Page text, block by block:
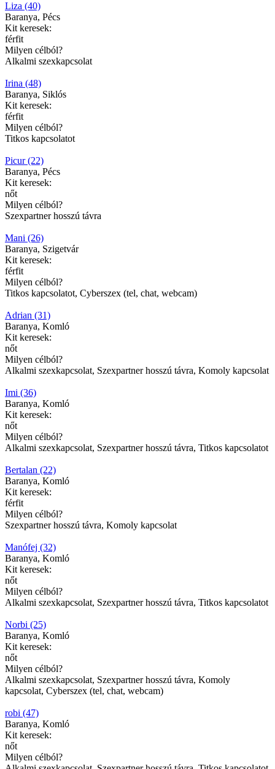
Liza (40)
Baranya, Pécs
Kit keresek:
férfit
Milyen célból?
Alkalmi szexkapcsolat
Irina (48)
Baranya, Siklós
Kit keresek:
férfit
Milyen célból?
Titkos kapcsolatot
Picur (22)
Baranya, Pécs
Kit keresek:
nőt
Milyen célból?
Szexpartner hosszú távra
Mani (26)
Baranya, Szigetvár
Kit keresek:
férfit
Milyen célból?
Titkos kapcsolatot, Cyberszex (tel, chat, webcam)
Adrian (31)
Baranya, Komló
Kit keresek:
nőt
Milyen célból?
Alkalmi szexkapcsolat, Szexpartner hosszú távra, Komoly kapcsolat
Imi (36)
Baranya, Komló
Kit keresek:
nőt
Milyen célból?
Alkalmi szexkapcsolat, Szexpartner hosszú távra, Titkos kapcsolatot
Bertalan (22)
Baranya, Komló
Kit keresek:
férfit
Milyen célból?
Szexpartner hosszú távra, Komoly kapcsolat
Manófej (32)
Baranya, Komló
Kit keresek:
nőt
Milyen célból?
Alkalmi szexkapcsolat, Szexpartner hosszú távra, Titkos kapcsolatot
Norbi (25)
Baranya, Komló
Kit keresek:
nőt
Milyen célból?
Alkalmi szexkapcsolat, Szexpartner hosszú távra, Komoly
kapcsolat, Cyberszex (tel, chat, webcam)
robi (47)
Baranya, Komló
Kit keresek:
nőt
Milyen célból?